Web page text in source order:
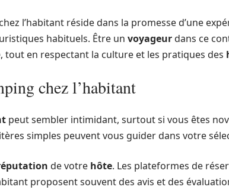
l’habitant réside dans la promesse d’une
habituels. Être un voyageurdans ce
tout en respectant la culture et les pratiques des
chez l’habitant
peut sembler intimidant, surtout si vous êtes
simples peuvent vous guider dans votre
de votre hôte. Les plateformes de
proposent souvent des avis et des